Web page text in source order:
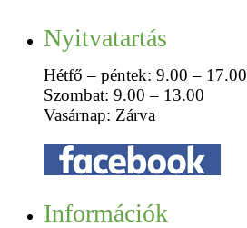
Nyitvatartás
Hétfő – péntek: 9.00 – 17.00
Szombat: 9.00 – 13.00
Vasárnap: Zárva
Információk